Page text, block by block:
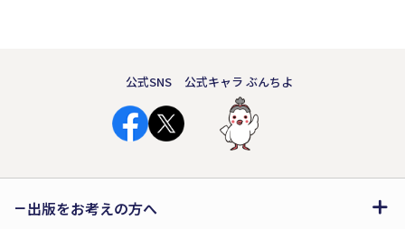
公式SNS 公式キャラ ぶんちよ
出版をお考えの方へ